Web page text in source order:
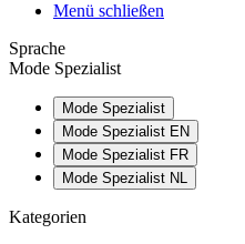
Menü schließen
Sprache
Mode Spezialist
Mode Spezialist
Mode Spezialist EN
Mode Spezialist FR
Mode Spezialist NL
Kategorien